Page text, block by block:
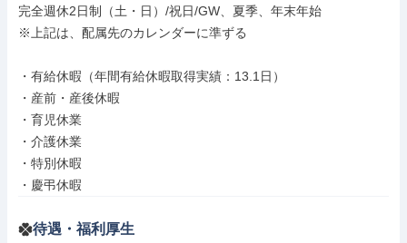
完全週休2日制（土・日）/祝日/GW、夏季、年末年始
※上記は、配属先のカレンダーに準ずる
・有給休暇（年間有給休暇取得実績：13.1日）
・産前・産後休暇
・育児休業
・介護休業
・特別休暇
・慶弔休暇
待遇・福利厚生